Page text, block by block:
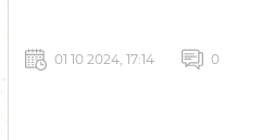
01 10 2024, 17:14 0